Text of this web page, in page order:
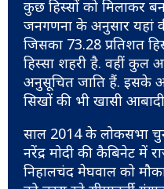
कुछ हिस्सों को मिलाकर
जनगणना के अनुसार यहां
जिसका 73.28 प्रतिशत
हिस्सा शहरी है. वहीं कुल
अनुसूचित जाति हैं. इसके
सिखों की भी खासी
साल 2014 के लोकसभा
नरेंद्र मोदी की कैबिनेट में
निहालचंद मेघवाल को मौका